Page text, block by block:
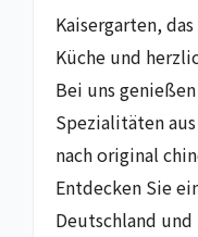
Kaisergarten,
Küche und
Bei uns
Spezialitäten
nach original
Entdecken Sie
Deutschland und